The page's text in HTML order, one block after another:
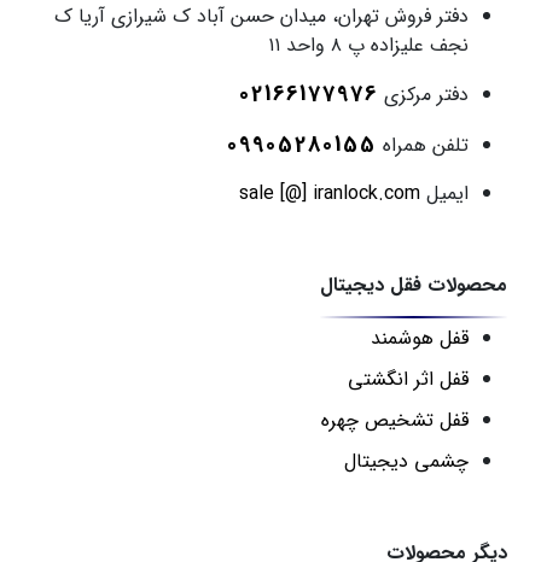
دفتر فروش تهران، میدان حسن آباد ک شیرازی آریا ک
نجف علیزاده پ ۸ واحد ۱۱
دفتر مرکزی 02166177976
تلفن همراه 09905280155
ایمیل sale [@] iranlock.com
محصولات فقل دیجیتال
قفل هوشمند
قفل اثر انگشتی
قفل تشخیص چهره
چشمی دیجیتال
دیگر محصولات